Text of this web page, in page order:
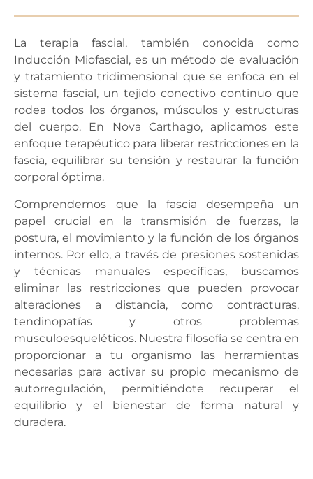
La terapia fascial, también conocida como
Inducción Miofascial, es un método de evaluación
y tratamiento tridimensional que se enfoca en el
sistema fascial, un tejido conectivo continuo que
rodea todos los órganos, músculos y estructuras
del cuerpo. En Nova Carthago, aplicamos este
enfoque terapéutico para liberar restricciones en la
fascia, equilibrar su tensión y restaurar la función
corporal óptima.
Comprendemos que la fascia desempeña un
papel crucial en la transmisión de fuerzas, la
postura, el movimiento y la función de los órganos
internos. Por ello, a través de presiones sostenidas
y técnicas manuales específicas, buscamos
eliminar las restricciones que pueden provocar
alteraciones a distancia, como contracturas,
tendinopatías y otros problemas
musculoesqueléticos. Nuestra filosofía se centra en
proporcionar a tu organismo las herramientas
necesarias para activar su propio mecanismo de
autorregulación, permitiéndote recuperar el
equilibrio y el bienestar de forma natural y
duradera.